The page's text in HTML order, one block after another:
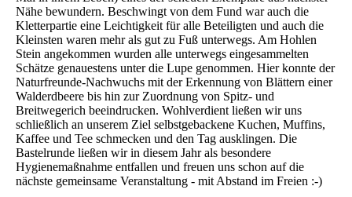
Nähe bewundern. Beschwingt von dem Fund war auch die
Kletterpartie eine Leichtigkeit für alle Beteiligten und auch die
Kleinsten waren mehr als gut zu Fuß unterwegs. Am Hohlen
Stein angekommen wurden alle unterwegs eingesammelten
Schätze genauestens unter die Lupe genommen. Hier konnte der
Naturfreunde-Nachwuchs mit der Erkennung von Blättern einer
Walderdbeere bis hin zur Zuordnung von Spitz- und
Breitwegerich beeindrucken. Wohlverdient ließen wir uns
schließlich an unserem Ziel selbstgebackene Kuchen, Muffins,
Kaffee und Tee schmecken und den Tag ausklingen. Die
Bastelrunde ließen wir in diesem Jahr als besondere
Hygienemaßnahme entfallen und freuen uns schon auf die
nächste gemeinsame Veranstaltung - mit Abstand im Freien :-)